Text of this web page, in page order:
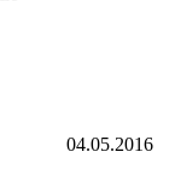
04.05.2016